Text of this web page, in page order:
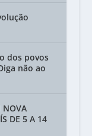
dos povos
não ao
NOVA
DE 5 A 14